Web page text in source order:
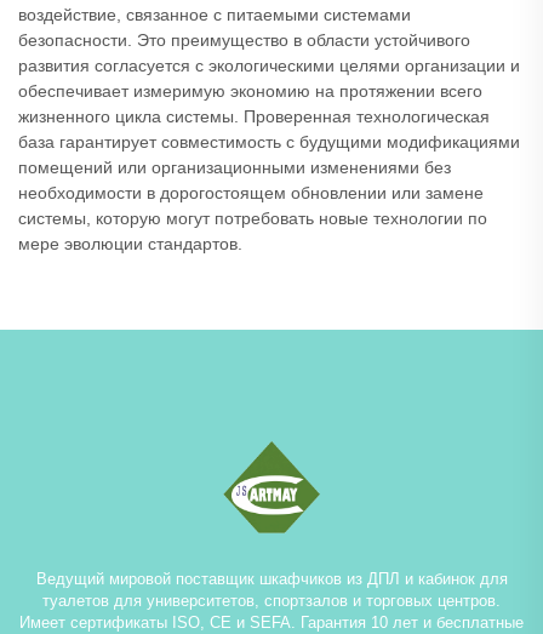
воздействие, связанное с питаемыми системами
безопасности. Это преимущество в области устойчивого
развития согласуется с экологическими целями организации и
обеспечивает измеримую экономию на протяжении всего
жизненного цикла системы. Проверенная технологическая
база гарантирует совместимость с будущими модификациями
помещений или организационными изменениями без
необходимости в дорогостоящем обновлении или замене
системы, которую могут потребовать новые технологии по
мере эволюции стандартов.
Ведущий мировой поставщик шкафчиков из ДПЛ и кабинок для
туалетов для университетов, спортзалов и торговых центров.
Имеет сертификаты ISO, CE и SEFA. Гарантия 10 лет и бесплатные